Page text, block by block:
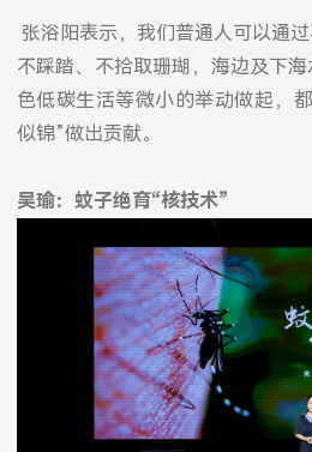
张浴阳表示，我们普通人可以通
不踩踏、不拾取珊瑚，海边及下
色低碳生活等微小的举动做起，
似锦”做出贡献。
吴瑜：蚊子绝育“核技术”